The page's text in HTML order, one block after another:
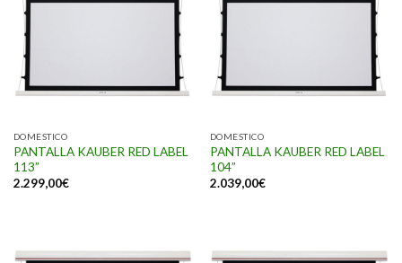
DOMESTICO
PANTALLA KAUBER RED LABEL
113”
2.299,00€
DOMESTICO
PANTALLA KAUBER RED LABEL
104”
2.039,00€